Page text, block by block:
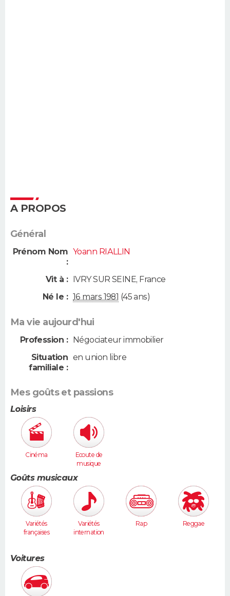
A PROPOS
Général
Prénom Nom
:
Yoann RIALLIN
Vit à : IVRY SUR SEINE, France
Né le : 16 mars 1981 (45 ans)
Ma vie aujourd'hui
Profession : Négociateur immobilier
Situation
familiale :
en union libre
Mes goûts et passions
Loisirs
Cinéma
Ecoute de
musique
Goûts musicaux
Variétés
françaises
Variétés
internation
Rap Reggae
Voitures